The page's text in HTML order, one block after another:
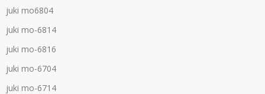
juki mo6804
juki mo-6814
juki mo-6816
juki mo-6704
juki mo-6714